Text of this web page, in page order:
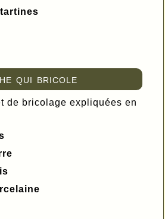
qui bricole
de bricolage expliquées en